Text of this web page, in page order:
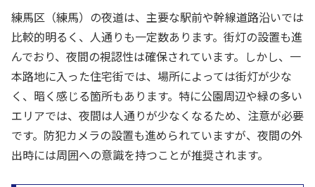
練馬区（練馬）の夜道は、主要な駅前や幹線道路沿いでは
比較的明るく、人通りも一定数あります。街灯の設置も進
んでおり、夜間の視認性は確保されています。しかし、一
本路地に入った住宅街では、場所によっては街灯が少な
く、暗く感じる箇所もあります。特に公園周辺や緑の多い
エリアでは、夜間は人通りが少なくなるため、注意が必要
です。防犯カメラの設置も進められていますが、夜間の外
出時には周囲への意識を持つことが推奨されます。